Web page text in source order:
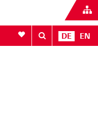
Zur Favoritenliste
DE EN